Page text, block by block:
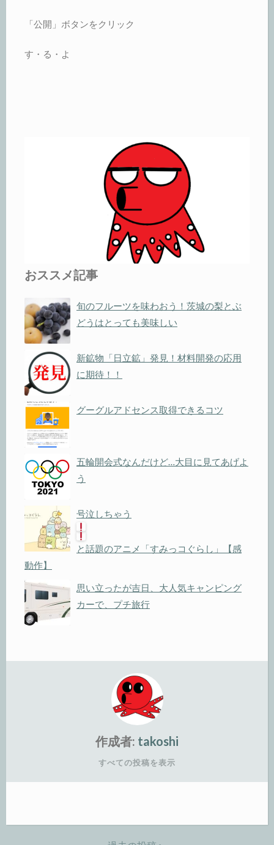
「公開」ボタンをクリック
す・る・よ
おススメ記事
旬のフルーツを味わおう！茨城の梨とぶ
どうはとっても美味しい
新鉱物「日立鉱」発見！材料開発の応用
に期待！！
グーグルアドセンス取得できるコツ
五輪開会式なんだけど…大目に見てあげよ
う
号泣しちゃう
と話題のアニメ「すみっコぐらし」【感
動作】
思い立ったが吉日、大人気キャンピング
カーで、プチ旅行
作成者: takoshi
すべての投稿を表示